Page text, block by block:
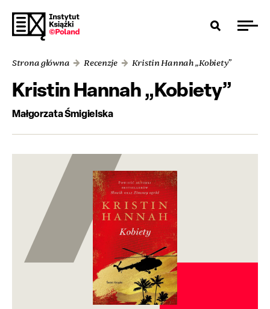
Strona główna Recenzje Kristin Hannah „Kobiety”
Kristin Hannah „Kobiety”
Małgorzata Śmigielska